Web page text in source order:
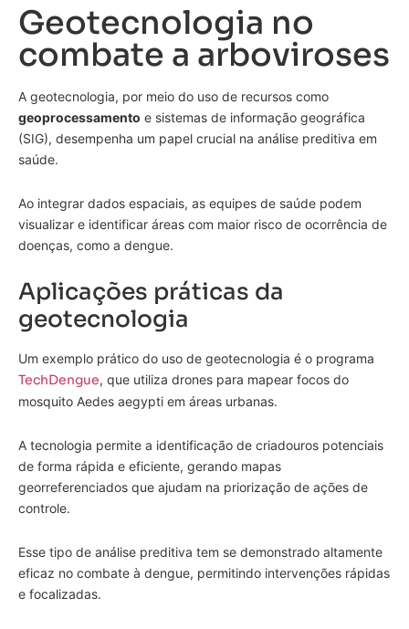
Geotecnologia no
combate a arboviroses
A geotecnologia, por meio do uso de recursos como
geoprocessamento e sistemas de informação geográfica
(SIG), desempenha um papel crucial na análise preditiva em
saúde.
Ao integrar dados espaciais, as equipes de saúde podem
visualizar e identificar áreas com maior risco de ocorrência de
doenças, como a dengue.
Aplicações práticas da
geotecnologia
Um exemplo prático do uso de geotecnologia é o programa
TechDengue, que utiliza drones para mapear focos do
mosquito Aedes aegypti em áreas urbanas.
A tecnologia permite a identificação de criadouros potenciais
de forma rápida e eficiente, gerando mapas
georreferenciados que ajudam na priorização de ações de
controle.
Esse tipo de análise preditiva tem se demonstrado altamente
eficaz no combate à dengue, permitindo intervenções rápidas
e focalizadas.